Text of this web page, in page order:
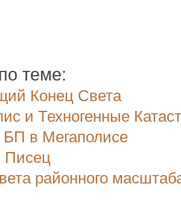
теме:
Конец Света
и Техногенные
в Мегаполисе
Писец
районного